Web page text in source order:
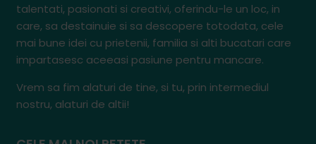
talentati, pasionati si creativi, oferindu-le un loc, in
care, sa destainuie si sa descopere totodata, cele
mai bune idei cu prietenii, familia si alti bucatari care
impartasesc aceeasi pasiune pentru mancare.
Vrem sa fim alaturi de tine, si tu, prin intermediul
nostru, alaturi de altii!